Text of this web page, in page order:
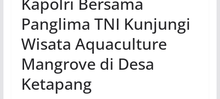
Panglima TNI Kunjungi
Wisata Aquaculture
Mangrove di Desa
Ketapang